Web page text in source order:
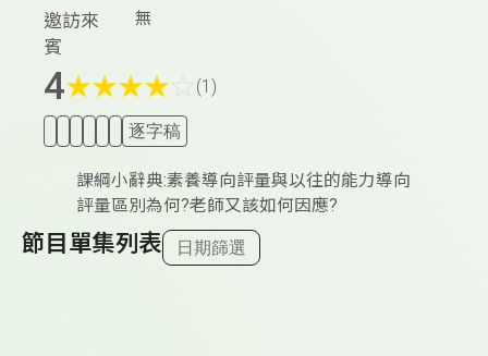
邀訪來
賓
無
4★★★★ (1)
逐字稿
課綱小辭典:素養導向評量與以往的能力導向
評量區別為何?老師又該如何因應?
節目單集列表 日期篩選